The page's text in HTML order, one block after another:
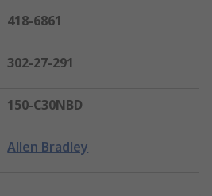
418-6861
302-27-291
150-C30NBD
Allen Bradley